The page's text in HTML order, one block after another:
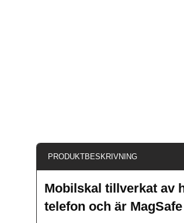
PRODUKTBESKRIVNING
Mobilskal tillverkat av
telefon och är